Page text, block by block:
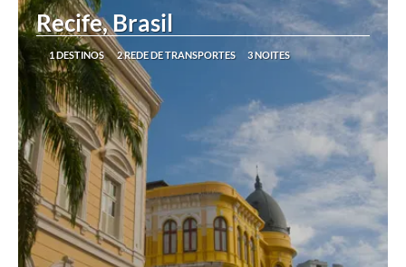
Recife, Brasil
1 DESTINOS 2 REDE DE TRANSPORTES 3 NOITES